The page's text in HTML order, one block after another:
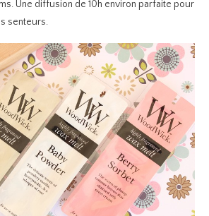
Une diffusion de 10h environ parfaite pour
senteurs.